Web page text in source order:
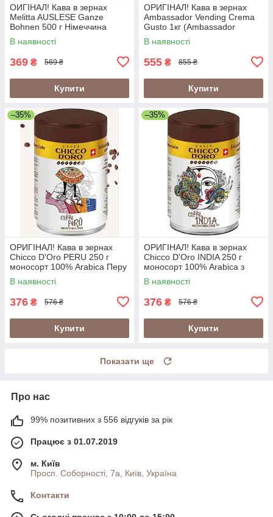
ОИГІНАЛ! Кава в зернах
Melitta AUSLESE Ganze
Bohnen 500 г Німеччина
В наявності
369 ₴ 569 ₴
Купити
ОРИГІНАЛ! Кава в зернах
Ambassador Vending Crema
Gusto 1кг (Ambassador
Crema Gusto Vending)
В наявності
555 ₴ 855 ₴
Купити
–35%
ОРИГІНАЛ! Кава в зернах
Chicco D'Oro PERU 250 г
моносорт 100% Arabica Перу
у металевій банці
(Швейцарія)
В наявності
376 ₴ 576 ₴
Купити
–35%
ОРИГІНАЛ! Кава в зернах
Chicco D'Oro INDIA 250 г
моносорт 100% Arabica з
лісів Індії у металевій банці
(Швейцарія)
В наявності
376 ₴ 576 ₴
Купити
Показати ще
Про нас
99% позитивних з 556 відгуків за рік
Працює з 01.07.2019
м. Київ
Просп. Соборності, 7а, Київ, Україна
Контакти